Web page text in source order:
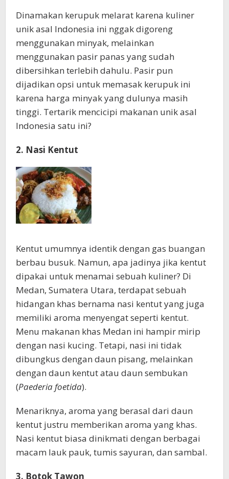
Dinamakan kerupuk melarat karena kuliner
unik asal Indonesia ini nggak digoreng
menggunakan minyak, melainkan
menggunakan pasir panas yang sudah
dibersihkan terlebih dahulu. Pasir pun
dijadikan opsi untuk memasak kerupuk ini
karena harga minyak yang dulunya masih
tinggi. Tertarik mencicipi makanan unik asal
Indonesia satu ini?
2. Nasi Kentut
Kentut umumnya identik dengan gas buangan
berbau busuk. Namun, apa jadinya jika kentut
dipakai untuk menamai sebuah kuliner? Di
Medan, Sumatera Utara, terdapat sebuah
hidangan khas bernama nasi kentut yang juga
memiliki aroma menyengat seperti kentut.
Menu makanan khas Medan ini hampir mirip
dengan nasi kucing. Tetapi, nasi ini tidak
dibungkus dengan daun pisang, melainkan
dengan daun kentut atau daun sembukan
(Paederia foetida).
Menariknya, aroma yang berasal dari daun
kentut justru memberikan aroma yang khas.
Nasi kentut biasa dinikmati dengan berbagai
macam lauk pauk, tumis sayuran, dan sambal.
3. Botok Tawon